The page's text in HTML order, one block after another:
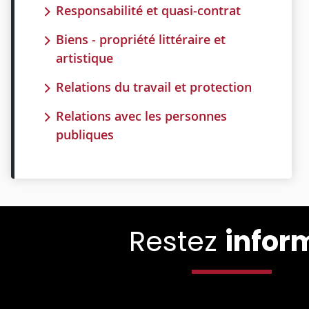
Responsabilité et quasi-contrat
Biens - propriété littéraire et
artistique
Relations du travail et protection
Relations avec les personnes
publiques
Restez